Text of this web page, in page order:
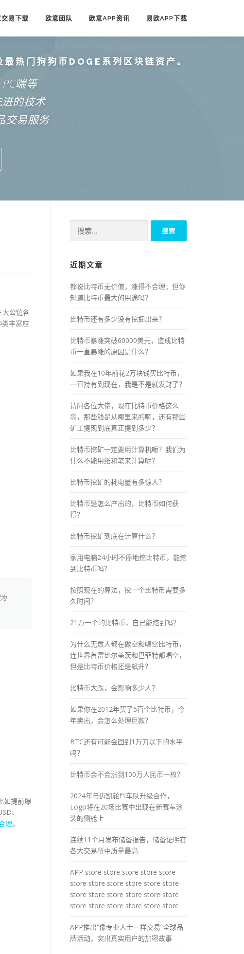
交易下载 欧意团队 欧意APP资讯 易欧APP下载
热门狗狗币DOGE系列区块链资产。
端等
的技术
交易服务
大公链各
类丰富应
如提前爆
、
理。
索：
近期文章
都说比特币无价值，涨得不合理；但你
知道比特币最大的用途吗？
比特币还有多少没有挖掘出来？
比特币暴涨突破60000美元，造成比特
币一直暴涨的原因是什么？
如果我在10年前花2万块钱买比特币，
一直持有到现在，我是不是就发财了？
请问各位大佬，现在比特币价格这么
高，那些钱是从哪里来的啊，还有那些
矿工提现到底真正提到多少？
比特币挖矿一定要用计算机嚒？我们为
什么不能用纸和笔来计算呢？
比特币挖矿的耗电量有多惊人？
比特币是怎么产出的，比特币如何获
得？
比特币挖矿到底在计算什么？
家用电脑24小时不停地挖比特币，能挖
到比特币吗？
按照现在的算法，挖一个比特币需要多
久时间？
21万一个的比特币，自己能挖到吗？
为什么无数人都在做空和唱空比特币，
连世界首富比尔盖茨和巴菲特都唱空，
但是比特币价格还是飙升？
比特币大跌，会影响多少人？
如果你在2012年买了5百个比特币，今
年卖出，会怎么处理巨款？
BTC还有可能会回到1万刀以下的水平
吗？
比特币会不会涨到100万人民币一枚？
2024年与迈凯轮f1车队升级合作，
Logo将在20场比赛中出现在新赛车涂
装的侧舱上
连续11个月发布储备报告，储备证明在
各大交易所中质量最高
APP store store store store store
store store store store store store
store store store store store store
store store store store store store
APP推出“像专业人士一样交易”全球品
牌活动，突出真实用户的加密故事